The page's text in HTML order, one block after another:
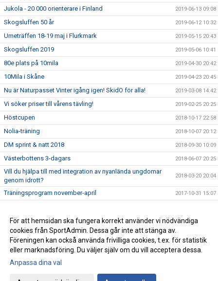
Jukola - 20 000 orienterare i Finland 2019-06-13 09:08
Skogsluffen 50 år 2019-06-12 10:32
Umeträffen 18-19 maj i Flurkmark 2019-05-15 20:43
Skogsluffen 2019 2019-05-06 10:41
80e plats på 10mila 2019-04-30 20:42
10Mila i Skåne 2019-04-23 20:45
Nu är Naturpasset Vinter igång igen! SkidO för alla! 2019-03-08 14:42
Vi söker priser till vårens tävling! 2019-02-25 20:25
Höstcupen 2018-10-17 22:58
Nolia-träning 2018-10-07 20:12
DM sprint & natt 2018 2018-09-30 10:09
Västerbottens 3-dagars 2018-06-07 20:25
Vill du hjälpa till med integration av nyanlända ungdomar
genom idrott?
2018-03-20 20:04
Träningsprogram november-april 2017-10-31 15:07
Ungdomsträning 2017-08-26 19:04
Skogsluffen 2017 2017-05-08 08:52
Gå till Webbversion
För att hemsidan ska fungera korrekt använder vi nödvändiga
cookies från SportAdmin. Dessa går inte att stänga av.
Föreningen kan också använda frivilliga cookies, t.ex. för statistik
eller marknadsföring. Du väljer själv om du vill acceptera dessa.
Anpassa dina val